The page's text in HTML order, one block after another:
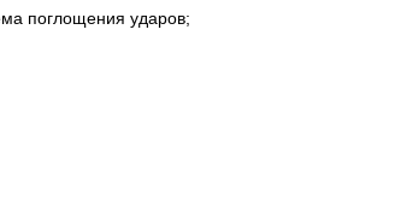
поглощения ударов;